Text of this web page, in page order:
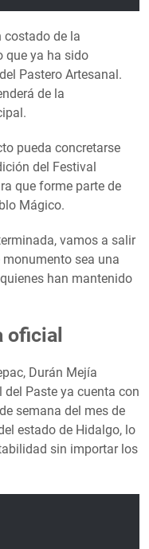
costado de la
que ya ha sido
Pastero Artesanal.
de la
pueda concretarse
del Festival
que forme parte de
Mágico.
vamos a salir
monumento sea una
han mantenido
oficial
Durán Mejía
Paste ya cuenta con
semana del mes de
estado de Hidalgo, lo
sin importar los